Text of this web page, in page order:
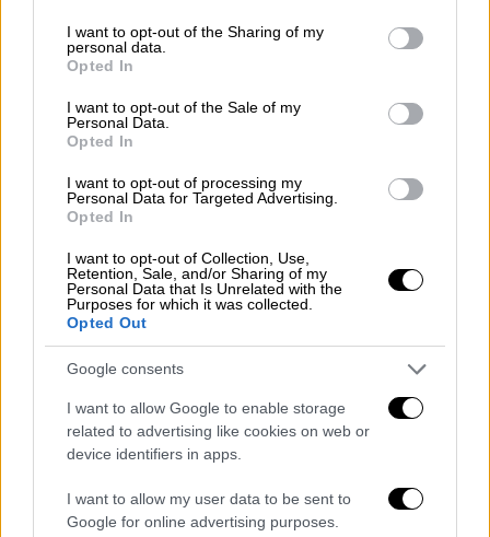
not limited to your visit or usage behaviour. You may click to
grant or deny consent to Google and its third-party tags to
use your data for below specified purposes in below Google
consent section.
I want to opt-out of the Sharing of my
personal data.
Opted In
I want to opt-out of the Sale of my
Personal Data.
Opted In
I want to opt-out of processing my
Personal Data for Targeted Advertising.
Opted In
I want to opt-out of Collection, Use,
Retention, Sale, and/or Sharing of my
Personal Data that Is Unrelated with the
Purposes for which it was collected.
Opted Out
Google consents
I want to allow Google to enable storage
related to advertising like cookies on web or
device identifiers in apps.
I want to allow my user data to be sent to
Google for online advertising purposes.
Οικονομία|13.01.2026 23:28
«Κάθετος διάδρομος» και στο
πετρέλαιο: Σε λειτουργία μετά από 13
χρόνια ο αγωγός Θεσσαλονίκης -
Σκοπίων
Ο αγωγός θα μεταφέρει πετρέλαιο κίνησης
που είναι το βασικό προϊόν στην ευρύτερη